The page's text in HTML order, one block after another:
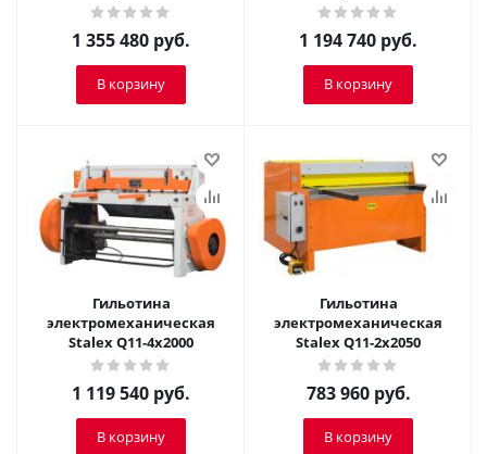
1 355 480 руб.
В корзину
1 194 740 руб.
В корзину
Гильотина
электромеханическая
Stalex Q11-4x2000
1 119 540 руб.
В корзину
Гильотина
электромеханическая
Stalex Q11-2x2050
783 960руб.
В корзину